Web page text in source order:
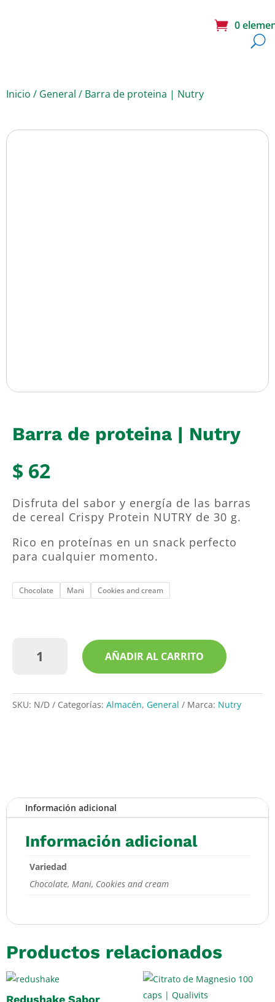
0
Inicio / General / Barra de proteina | Nutry
Barra de proteina | Nutry
$ 62
Disfruta del sabor y energía de las barras
de cereal Crispy Protein NUTRY de 30 g.
Rico en proteínas en un snack perfecto
para cualquier momento.
Chocolate Mani Cookies and cream
Nutry
AÑADIR AL CARRITO
SKU: N/D Categorías: Almacén, General Marca: Nutry
Información adicional
Información adicional
Variedad
Chocolate, Mani, Cookies and cream
Productos relacionados
Redushake Sabor